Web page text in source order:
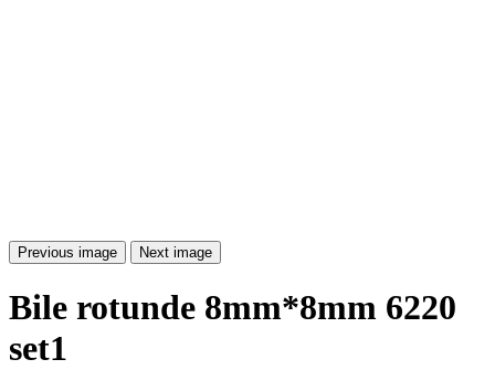
Previous image Next image
Bile rotunde 8mm*8mm 6220
set1